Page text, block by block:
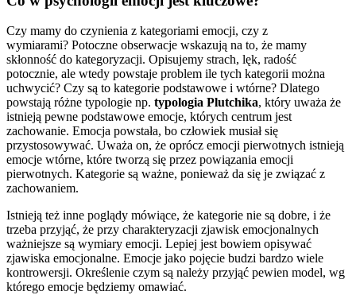
Czy mamy do czynienia z kategoriami emocji, czy z
wymiarami? Potoczne obserwacje wskazują na to, że mamy
skłonność do kategoryzacji. Opisujemy strach, lęk, radość
potocznie, ale wtedy powstaje problem ile tych kategorii można
uchwycić? Czy są to kategorie podstawowe i wtórne? Dlatego
powstają różne typologie np. typologia Plutchika, który uważa że
istnieją pewne podstawowe emocje, których centrum jest
zachowanie. Emocja powstała, bo człowiek musiał się
przystosowywać. Uważa on, że oprócz emocji pierwotnych istnieją
emocje wtórne, które tworzą się przez powiązania emocji
pierwotnych. Kategorie są ważne, ponieważ da się je związać z
zachowaniem.
Istnieją też inne poglądy mówiące, że kategorie nie są dobre, i że
trzeba przyjąć, że przy charakteryzacji zjawisk emocjonalnych
ważniejsze są wymiary emocji. Lepiej jest bowiem opisywać
zjawiska emocjonalne. Emocje jako pojęcie budzi bardzo wiele
kontrowersji. Określenie czym są należy przyjąć pewien model, wg
którego emocje będziemy omawiać.